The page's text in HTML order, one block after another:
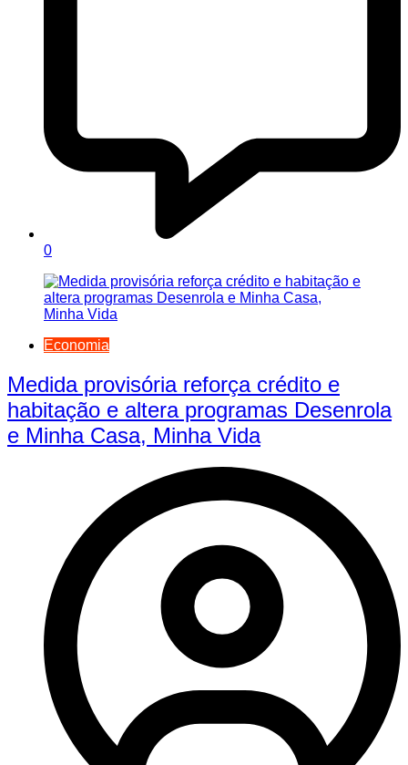
0
Economia
Medida provisória reforça crédito e
habitação e altera programas Desenrola
e Minha Casa, Minha Vida